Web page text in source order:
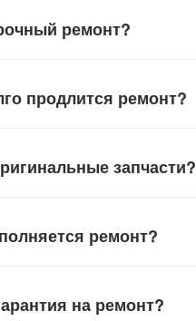
ремонт?
продлится ремонт?
запчасти?
ремонт?
на ремонт?